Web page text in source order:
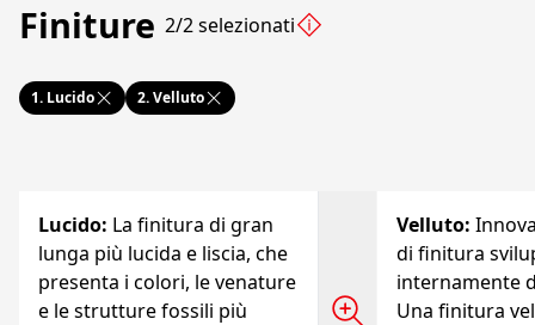
Finiture 2/2 selezionati
1. Lucido 2.Velluto
Lucido: La finitura di gran
lunga più lucida e liscia, che
presenta i colori, le venature
e le strutture fossili più
Velluto:
di finitura
internamente
Una finitura